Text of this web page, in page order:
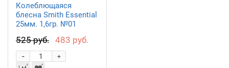
Колеблющаяся
блесна Smith Essential
25мм. 1,6гр. №01
525 руб. 483 руб.
+
-